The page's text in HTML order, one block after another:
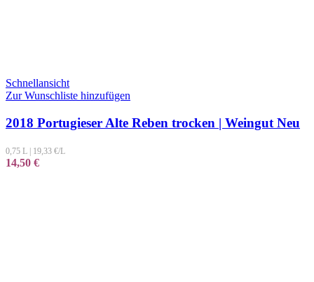
Schnellansicht
Zur Wunschliste hinzufügen
2018 Portugieser Alte Reben trocken | Weingut Neu
0,75 L | 19,33 €/L
14,50 €